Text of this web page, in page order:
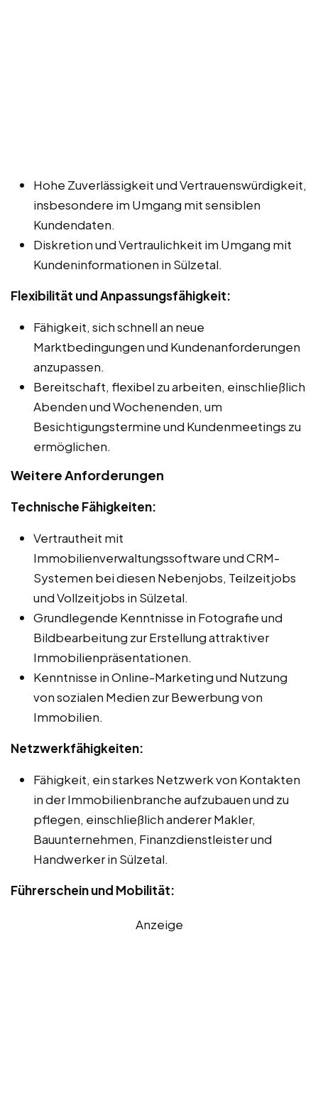
Hohe Zuverlässigkeit und Vertrauenswürdigkeit,
insbesondere im Umgang mit sensiblen
Kundendaten.
Diskretion und Vertraulichkeit im Umgang mit
Kundeninformationen in Sülzetal.
Flexibilität und Anpassungsfähigkeit:
Fähigkeit, sich schnell an neue
Marktbedingungen und Kundenanforderungen
anzupassen.
Bereitschaft, flexibel zu arbeiten, einschließlich
Abenden und Wochenenden, um
Besichtigungstermine und Kundenmeetings zu
ermöglichen.
Weitere Anforderungen
Technische Fähigkeiten:
Vertrautheit mit
Immobilienverwaltungssoftware und CRM-
Systemen bei diesen Nebenjobs, Teilzeitjobs
und Vollzeitjobs in Sülzetal.
Grundlegende Kenntnisse in Fotografie und
Bildbearbeitung zur Erstellung attraktiver
Immobilienpräsentationen.
Kenntnisse in Online-Marketing und Nutzung
von sozialen Medien zur Bewerbung von
Immobilien.
Netzwerkfähigkeiten:
Fähigkeit, ein starkes Netzwerk von Kontakten
in der Immobilienbranche aufzubauen und zu
pflegen, einschließlich anderer Makler,
Bauunternehmen, Finanzdienstleister und
Handwerker in Sülzetal.
Führerschein und Mobilität:
Anzeige